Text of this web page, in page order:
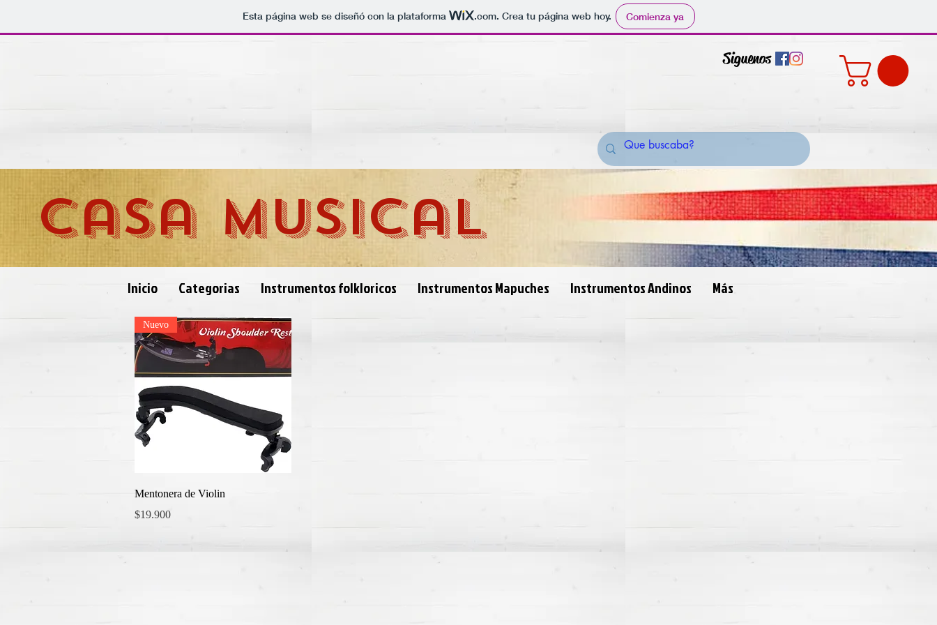
Esta página web se diseñó con la plataforma .com. Crea tu página web hoy. Comienza ya
Siguenos
Casa Musical
Inicio Categorias Instrumentos folkloricos Instrumentos Mapuches Instrumentos Andinos Más
Vista rápida
Nuevo
Mentonera de Violin
Precio
$19.900